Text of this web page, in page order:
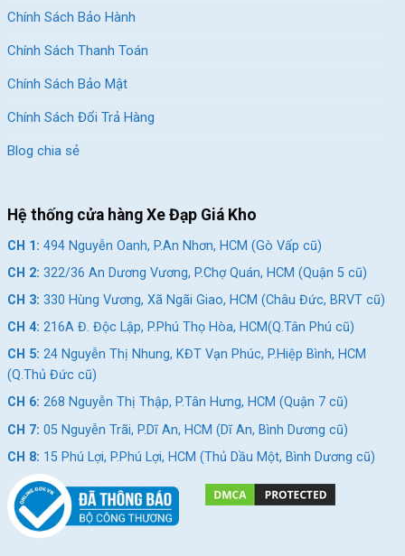
Chính Sách Bảo Hành
Chính Sách Thanh Toán
Chính Sách Bảo Mật
Chính Sách Đổi Trả Hàng
Blog chia sẻ
Hệ thống cửa hàng Xe Đạp Giá Kho
CH 1: 494 Nguyễn Oanh, P.An Nhơn, HCM (Gò Vấp cũ)
CH 2: 322/36 An Dương Vương, P.Chợ Quán, HCM (Quận 5 cũ)
CH 3: 330 Hùng Vương, Xã Ngãi Giao, HCM (Châu Đức, BRVT cũ)
CH 4: 216A Đ. Độc Lập, P.Phú Thọ Hòa, HCM(Q.Tân Phú cũ)
CH 5: 24 Nguyễn Thị Nhung, KĐT Vạn Phúc, P.Hiệp Bình, HCM
(Q.Thủ Đức cũ)
CH 6: 268 Nguyễn Thị Thập, P.Tân Hưng, HCM (Quận 7 cũ)
CH 7: 05 Nguyễn Trãi, P.Dĩ An, HCM (Dĩ An, Bình Dương cũ)
CH 8: 15 Phú Lợi, P.Phú Lợi, HCM (Thủ Dầu Một, Bình Dương cũ)